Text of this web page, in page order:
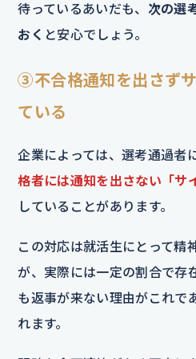
待っているあいだも、 次の選
おく と安心でしょう。
③不合格通知を出さず
ている
企業によっては、選考通過者
格者には通知を出さない「サ
していることがあります。
この対応は就活生にとって精
が、実際には一定の割合で存
も返事が来ない理由がこれで
れます。